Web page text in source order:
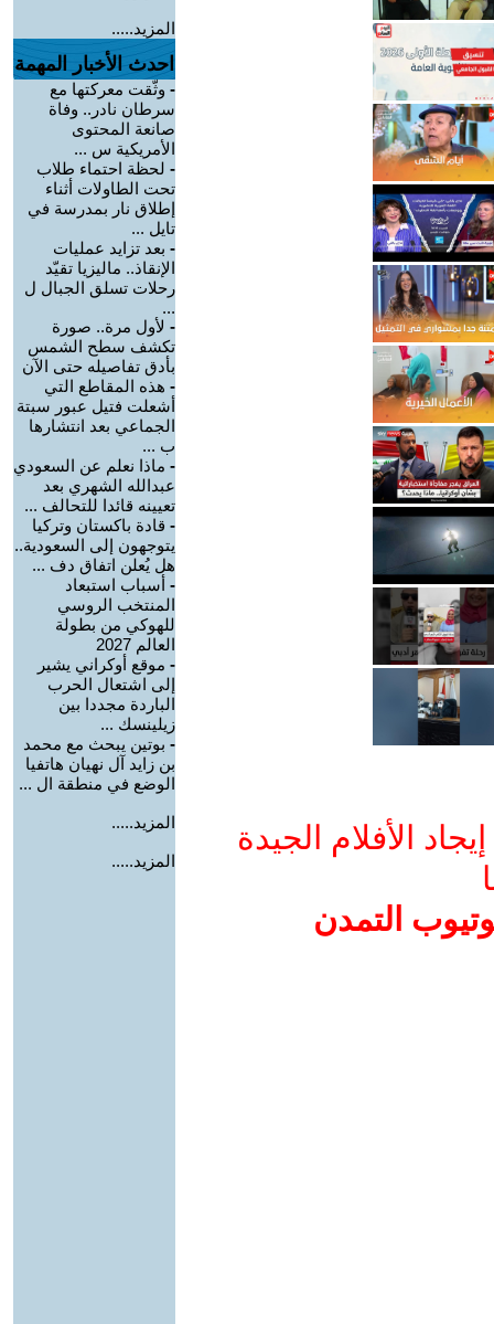
الأفلام الجيدة
التمدن
المزيد.....
احدث الأخبار المهمة
- وثّقت معركتها مع
سرطان نادر.. وفاة
صانعة المحتوى
الأمريكية س ...
- لحظة احتماء طلاب
تحت الطاولات أثناء
إطلاق نار بمدرسة في
تايل ...
- بعد تزايد عمليات
الإنقاذ.. ماليزيا تقيّد
رحلات تسلق الجبال ل
...
- لأول مرة.. صورة
تكشف سطح الشمس
بأدق تفاصيله حتى الآن
- هذه المقاطع التي
أشعلت فتيل عبور سبتة
الجماعي بعد انتشارها
ب ...
- ماذا نعلم عن السعودي
عبدالله الشهري بعد
تعيينه قائدا للتحالف ...
- قادة باكستان وتركيا
يتوجهون إلى السعودية..
هل يُعلن اتفاق دف ...
- أسباب استبعاد
المنتخب الروسي
للهوكي من بطولة
العالم 2027
- موقع أوكراني يشير
إلى اشتعال الحرب
الباردة مجددا بين
زيلينسك ...
- بوتين يبحث مع محمد
بن زايد آل نهيان هاتفيا
الوضع في منطقة ال ...
المزيد.....
المزيد.....